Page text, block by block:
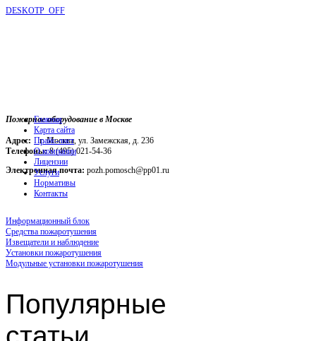
DESKOTP_OFF
Пожарное оборудование в Москве
Адрес: г. Москва, ул. Замежская, д. 236
Телефоны:8 (495) 021-54-36
Электронная почта: pozh.pomosch@pp01.ru
Главная
Карта сайта
Прайс-лист
О компании
Лицензии
Услуги
Нормативы
Контакты
Информационный блок
Средства пожаротушения
Извещатели и наблюдение
Установки пожаротушения
Модульные установки пожаротушения
Популярные